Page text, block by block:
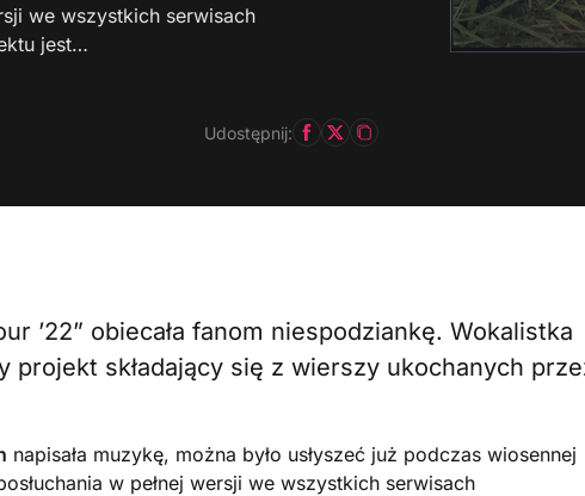
we wszystkich serwisach
jest…
Udostępnij:
’22” obiecała fanom niespodziankę. Wokalistka
projekt składający się z wierszy ukochanych
napisała muzykę, można było usłyszeć już podczas wiosennej
w pełnej wersji we wszystkich serwisach